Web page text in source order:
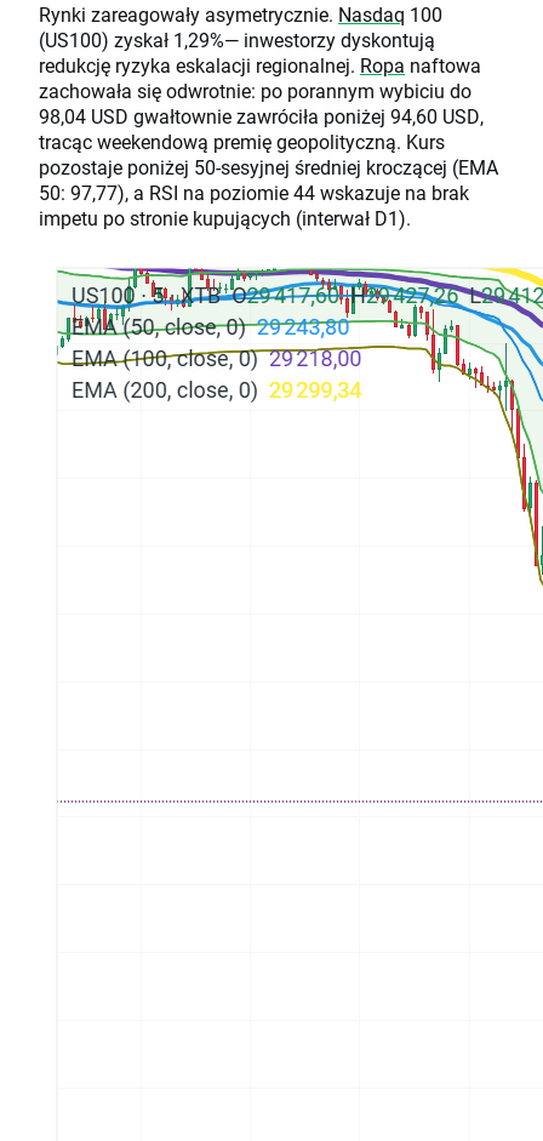
Rynki zareagowały asymetrycznie. Nasdaq 100
(US100) zyskał 1,29%— inwestorzy dyskontują
redukcję ryzyka eskalacji regionalnej. Ropa naftowa
zachowała się odwrotnie: po porannym wybiciu do
98,04 USD gwałtownie zawróciła poniżej 94,60 USD,
tracąc weekendową premię geopolityczną. Kurs
pozostaje poniżej 50-sesyjnej średniej kroczącej (EMA
50: 97,77), a RSI na poziomie 44 wskazuje na brak
impetu po stronie kupujących (interwał D1).